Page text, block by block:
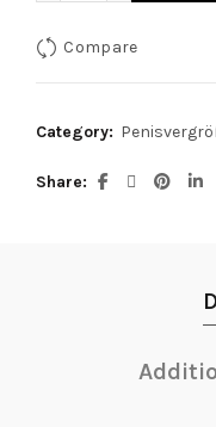
Compare
Category:
Share